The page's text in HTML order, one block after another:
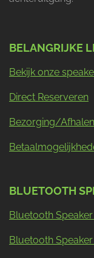
BELANGRIJKE
Bekijk onze
Direct Reserveren
Bezorging/Afhalen
BLUETOOTH
Bluetooth
Bluetooth